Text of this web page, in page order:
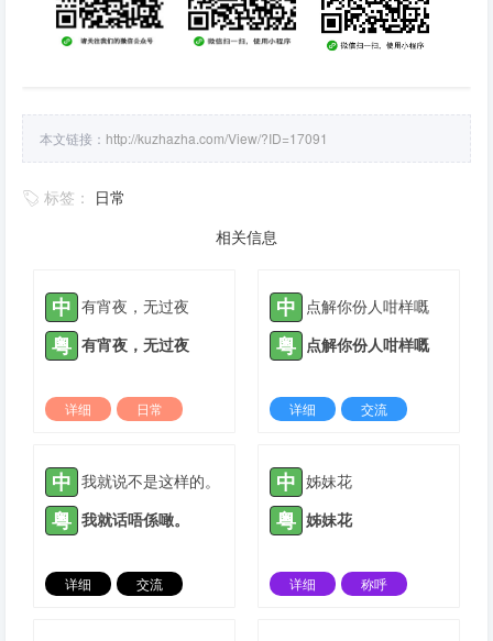
本文链接： http://kuzhazha.com/View/?ID=17091
标签： 日常
相关信息
中 有宵夜，无过夜
粤 有宵夜，无过夜
详细
日常
中 点解你份人咁样嘅
粤 点解你份人咁样嘅
详细
交流
中 我就说不是这样的。
粤 我就话唔係噉。
详细
交流
中 姊妹花
粤 姊妹花
详细
称呼